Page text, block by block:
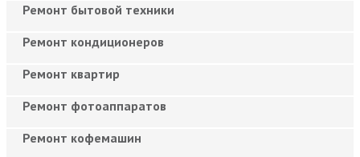
Ремонт бытовой техники
Ремонт кондиционеров
Ремонт квартир
Ремонт фотоаппаратов
Ремонт кофемашин